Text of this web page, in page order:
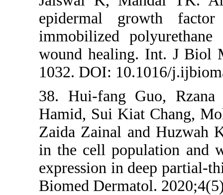
epidermal
immobilized
wound
1032. DOI:
38. Hui-fang
Hamid, Sui
Zaida Zainal
in the cell
expression in
Biomed